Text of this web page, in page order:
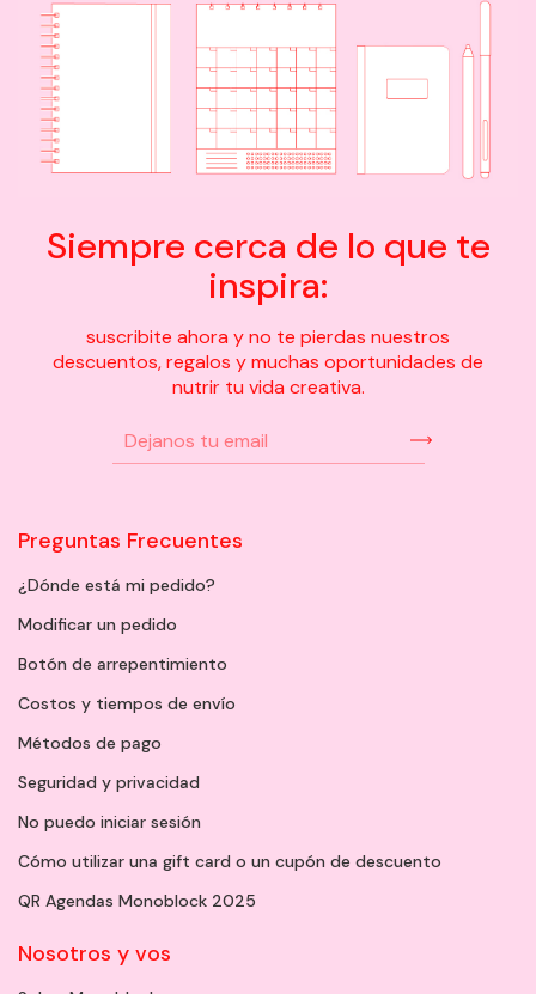
Siempre cerca de lo que te
inspira:
suscribite ahora y no te pierdas nuestros
descuentos, regalos y muchas oportunidades de
nutrir tu vida creativa.
Preguntas Frecuentes
¿Dónde está mi pedido?
Modificar un pedido
Botón de arrepentimiento
Costos y tiempos de envío
Métodos de pago
Seguridad y privacidad
No puedo iniciar sesión
Cómo utilizar una gift card o un cupón de descuento
QR Agendas Monoblock 2025
Nosotros y vos